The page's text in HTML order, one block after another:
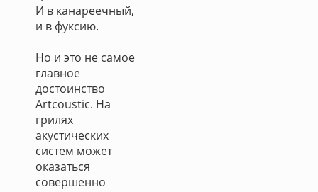
И в канареечный,
и в фуксию.
Но и это не самое
главное
достоинство
Artcoustic. На
грилях
акустических
систем может
оказаться
совершенно